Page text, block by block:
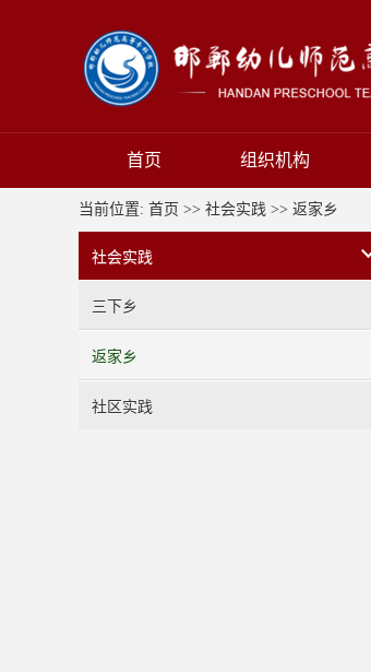
首页 组织机构
当前位置: 首页 >> 社会实践 >> 返家乡
社会实践
三下乡
返家乡
社区实践